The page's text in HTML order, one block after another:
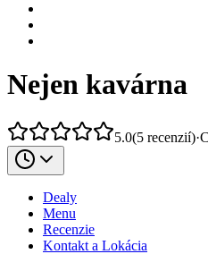
Nejen kavárna
5.0(5 recenzií)·
Dealy
Menu
Recenzie
Kontakt a Lokácia